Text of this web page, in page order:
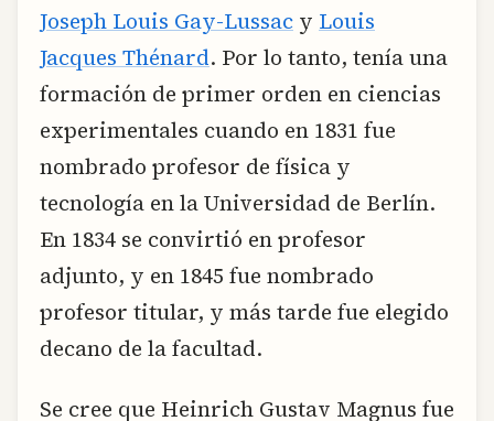
Joseph Louis Gay-Lussac y Louis
Jacques Thénard. Por lo tanto, tenía una
formación de primer orden en ciencias
experimentales cuando en 1831 fue
nombrado profesor de física y
tecnología en la Universidad de Berlín.
En 1834 se convirtió en profesor
adjunto, y en 1845 fue nombrado
profesor titular, y más tarde fue elegido
decano de la facultad.
Se cree que Heinrich Gustav Magnus fue